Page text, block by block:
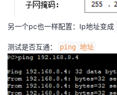
另一个pc也一样配置：Ip地址变成
测试是否互通： ping 地址